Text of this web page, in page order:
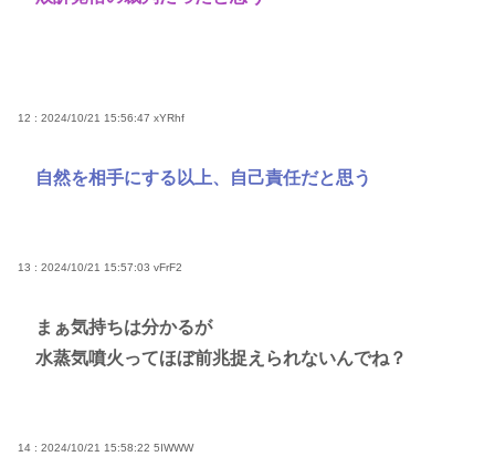
12 : 2024/10/21 15:56:47 xYRhf
自然を相手にする以上、自己責任だと思う
13 : 2024/10/21 15:57:03 vFrF2
まぁ気持ちは分かるが
水蒸気噴火ってほぼ前兆捉えられないんでね？
14 : 2024/10/21 15:58:22 5IWWW